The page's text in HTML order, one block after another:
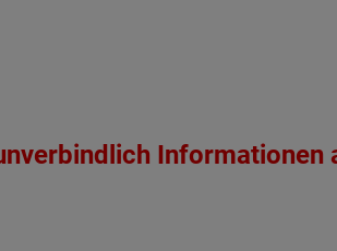
Informationen